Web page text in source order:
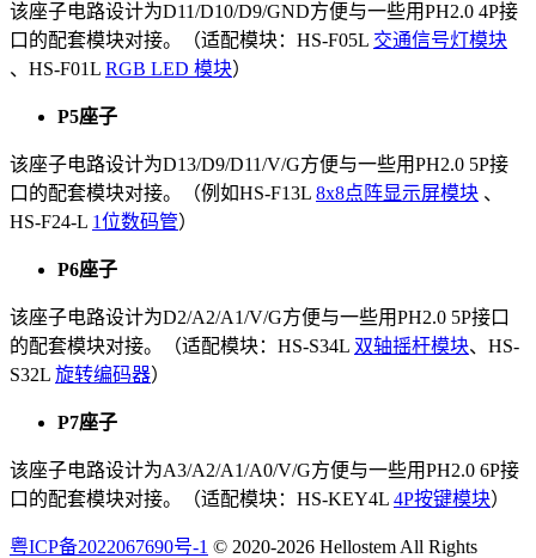
该座子电路设计为D11/D10/D9/GND方便与一些用PH2.0 4P接
口的配套模块对接。（适配模块：HS-F05L 交通信号灯模块
、HS-F01L RGB LED 模块）
P5座子
该座子电路设计为D13/D9/D11/V/G方便与一些用PH2.0 5P接
口的配套模块对接。（例如HS-F13L 8x8点阵显示屏模块 、
HS-F24-L 1位数码管）
P6座子
该座子电路设计为D2/A2/A1/V/G方便与一些用PH2.0 5P接口
的配套模块对接。（适配模块：HS-S34L 双轴摇杆模块、HS-
S32L 旋转编码器）
P7座子
该座子电路设计为A3/A2/A1/A0/V/G方便与一些用PH2.0 6P接
口的配套模块对接。（适配模块：HS-KEY4L 4P按键模块）
粤ICP备2022067690号-1 © 2020-2026 Hellostem All Rights